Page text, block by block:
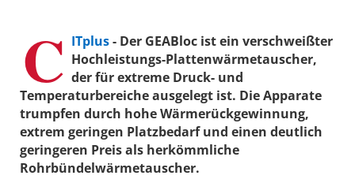
C ITplus- Der GEABloc ist ein verschweißter
Hochleistungs-Plattenwärmetauscher,
der für extreme Druck- und
Temperaturbereiche ausgelegt ist. Die Apparate
trumpfen durch hohe Wärmerückgewinnung,
extrem geringen Platzbedarf und einen deutlich
geringeren Preis als herkömmliche
Rohrbündelwärmetauscher.